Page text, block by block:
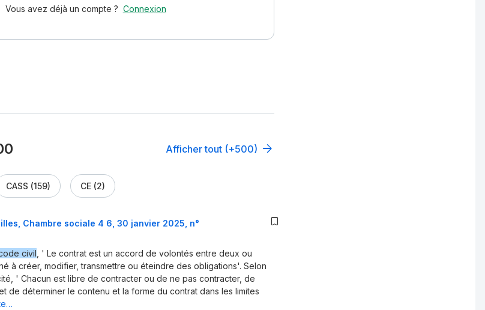
Vous avez déjà un compte ? Connexion
Afficher tout (+500)
CASS (159) CE (2)
Chambre sociale 4 6, 30 janvier 2025, n°
civil , ' Le contrat est un accord de volontés entre deux ou
à créer, modifier, transmettre ou éteindre des obligations'. Selon
' Chacun est libre de contracter ou de ne pas contracter, de
de déterminer le contenu et la forme du contrat dans les limites